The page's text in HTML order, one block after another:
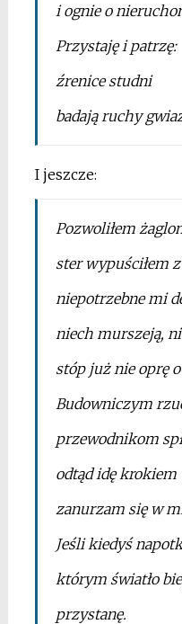
i ognie o
Przystaję i patrzę:
źrenice studni
badają ruchy
I jeszcze:
Pozwoliłem
ster wypuściłem z
niepotrzebne mi
niech murszeją,
stóp już nie oprę
Budowniczym
przewodnikom
odtąd idę
zanurzam się w
Jeśli kiedyś
którym światło
przystanę.